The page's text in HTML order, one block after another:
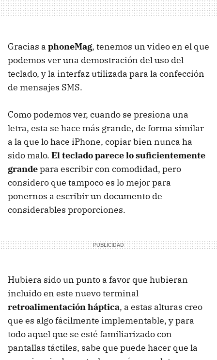
Gracias a phoneMag, tenemos un video en el que
podemos ver una demostración del uso del
teclado, y la interfaz utilizada para la confección
de mensajes SMS.
Como podemos ver, cuando se presiona una
letra, esta se hace más grande, de forma similar
a la que lo hace iPhone, copiar bien nunca ha
sido malo. El teclado parece lo suficientemente
grandepara escribir con comodidad, pero
considero que tampoco es lo mejor para
ponernos a escribir un documento de
considerables proporciones.
Hubiera sido un punto a favor que hubieran
incluido en este nuevo terminal
retroalimentación háptica, a estas alturas creo
que es algo fácilmente implementable, y para
todo aquel que se esté familiarizado con
pantallas táctiles, sabe que puede hacer que la